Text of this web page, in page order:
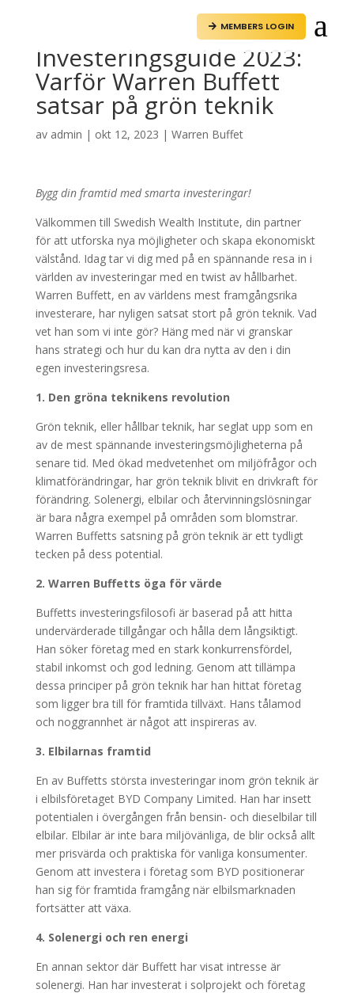
 MEMBERS LOGIN a
Investeringsguide 2023:
Varför Warren Buffett
satsar på grön teknik
av admin | okt 12, 2023 | Warren Buffet
Bygg din framtid med smarta investeringar!
Välkommen till Swedish Wealth Institute, din partner
för att utforska nya möjligheter och skapa ekonomiskt
välstånd. Idag tar vi dig med på en spännande resa in i
världen av investeringar med en twist av hållbarhet.
Warren Buffett, en av världens mest framgångsrika
investerare, har nyligen satsat stort på grön teknik. Vad
vet han som vi inte gör? Häng med när vi granskar
hans strategi och hur du kan dra nytta av den i din
egen investeringsresa.
1. Den gröna teknikens revolution
Grön teknik, eller hållbar teknik, har seglat upp som en
av de mest spännande investeringsmöjligheterna på
senare tid. Med ökad medvetenhet om miljöfrågor och
klimatförändringar, har grön teknik blivit en drivkraft för
förändring. Solenergi, elbilar och återvinningslösningar
är bara några exempel på områden som blomstrar.
Warren Buffetts satsning på grön teknik är ett tydligt
tecken på dess potential.
2. Warren Buffetts öga för värde
Buffetts investeringsfilosofi är baserad på att hitta
undervärderade tillgångar och hålla dem långsiktigt.
Han söker företag med en stark konkurrensfördel,
stabil inkomst och god ledning. Genom att tillämpa
dessa principer på grön teknik har han hittat företag
som ligger bra till för framtida tillväxt. Hans tålamod
och noggrannhet är något att inspireras av.
3. Elbilarnas framtid
En av Buffetts största investeringar inom grön teknik är
i elbilsföretaget BYD Company Limited. Han har insett
potentialen i övergången från bensin- och dieselbilar till
elbilar. Elbilar är inte bara miljövänliga, de blir också allt
mer prisvärda och praktiska för vanliga konsumenter.
Genom att investera i företag som BYD positionerar
han sig för framtida framgång när elbilsmarknaden
fortsätter att växa.
4. Solenergi och ren energi
En annan sektor där Buffett har visat intresse är
solenergi. Han har investerat i solprojekt och företag